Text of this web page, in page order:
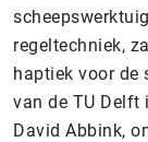
regeltechniek,
haptiek voor de
van de TU Delft
David Abbink,